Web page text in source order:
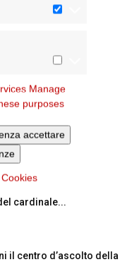
Manage
purposes
accettare
cardinale...
il centro d’ascolto della